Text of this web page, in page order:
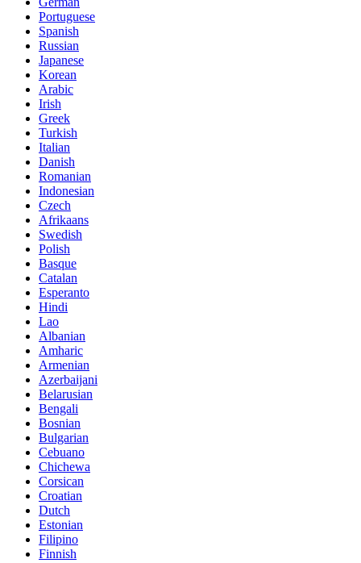
Portuguese
Spanish
Russian
Japanese
Korean
Arabic
Irish
Greek
Turkish
Italian
Danish
Romanian
Indonesian
Czech
Afrikaans
Swedish
Polish
Basque
Catalan
Esperanto
Hindi
Lao
Albanian
Amharic
Armenian
Azerbaijani
Belarusian
Bengali
Bosnian
Bulgarian
Cebuano
Chichewa
Corsican
Croatian
Dutch
Estonian
Filipino
Finnish